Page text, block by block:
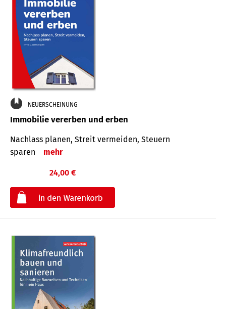
NEUERSCHEINUNG
Immobilie vererben und erben
Nachlass planen, Streit vermeiden, Steuern
sparen
mehr
24,00 €